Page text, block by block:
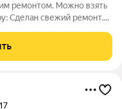
ремонтом. Можно взять